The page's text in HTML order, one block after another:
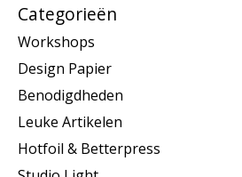
Categorieën
Workshops
Design Papier
Benodigdheden
Leuke Artikelen
Hotfoil & Betterpress